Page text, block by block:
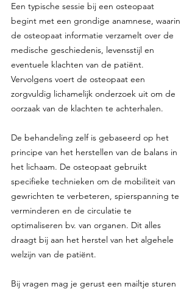
Een typische sessie bij een osteopaat
begint met een grondige anamnese, waarin
de osteopaat informatie verzamelt over de
medische geschiedenis, levensstijl en
eventuele klachten van de patiënt.
Vervolgens voert de osteopaat een
zorgvuldig lichamelijk onderzoek uit om de
oorzaak van de klachten te achterhalen.
De behandeling zelf is gebaseerd op het
principe van het herstellen van de balans in
het lichaam. De osteopaat gebruikt
specifieke technieken om de mobiliteit van
gewrichten te verbeteren, spierspanning te
verminderen en de circulatie te
optimaliseren bv. van organen. Dit alles
draagt bij aan het herstel van het algehele
welzijn van de patiënt.
Bij vragen mag je gerust een mailtje sturen